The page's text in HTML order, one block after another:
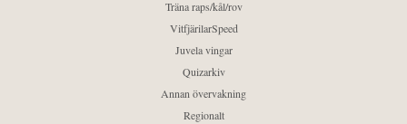
Träna raps/kål/rov
VitfjärilarSpeed
Juvela vingar
Quizarkiv
Annan övervakning
Regionalt